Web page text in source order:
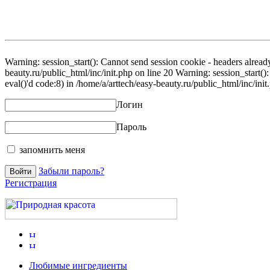
Warning: session_start(): Cannot send session cookie - headers
beauty.ru/public_html/inc/init.php on line 20 Warning:
eval()'d code:8) in /home/a/arttech/easy-beauty.ru/public_html/inc/
Логин
Пароль
запомнить меня
Забыли пароль?
Регистрация
Любимые ингредиенты